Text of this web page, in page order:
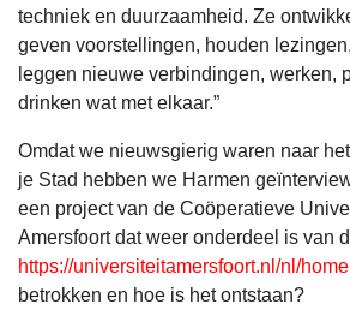
techniek en duurzaamheid. Ze
geven voorstellingen, houden
leggen nieuwe verbindingen, werken,
drinken wat met elkaar.”
Omdat we nieuwsgierig waren naar
je Stad hebben we Harmen
een project van de Coöperatieve
Amersfoort dat weer onderdeel is van
https://universiteitamersfoort.nl/nl/home
betrokken en hoe is het ontstaan?